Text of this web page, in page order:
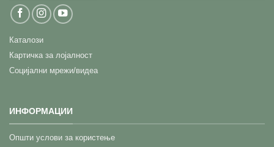
Каталози
Картичка за лојалност
Социјални мрежи/видеа
ИНФОРМАЦИИ
Општи услови за користење